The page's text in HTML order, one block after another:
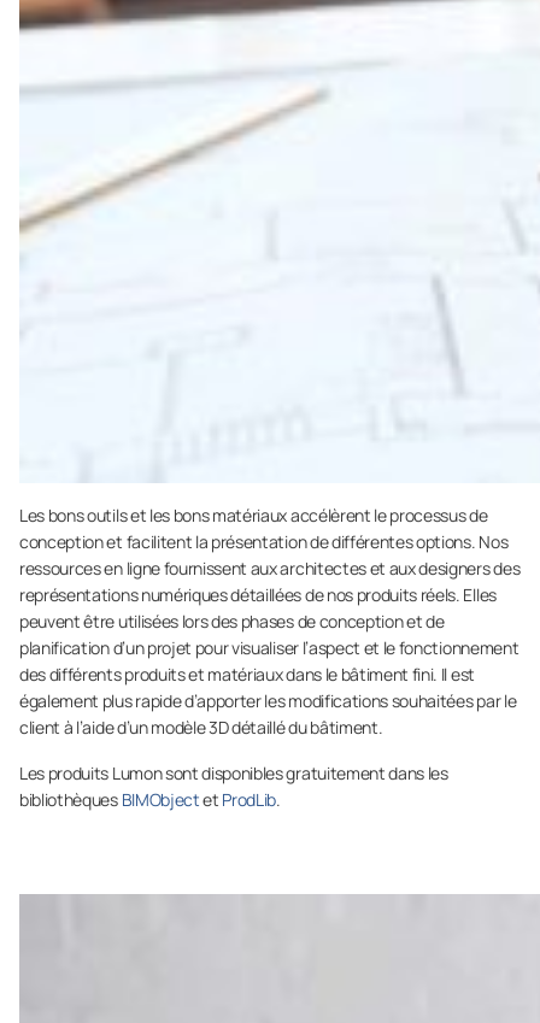
Les bons outils et les bons matériaux accélèrent le processus de
conception et facilitent la présentation de différentes options. Nos
ressources en ligne fournissent aux architectes et aux designers des
représentations numériques détaillées de nos produits réels. Elles
peuvent être utilisées lors des phases de conception et de
planification d’un projet pour visualiser l’aspect et le fonctionnement
des différents produits et matériaux dans le bâtiment fini. Il est
également plus rapide d’apporter les modifications souhaitées par le
client à l’aide d’un modèle 3D détaillé du bâtiment.
Les produits Lumon sont disponibles gratuitement dans les
bibliothèques BIMObjectet ProdLib.